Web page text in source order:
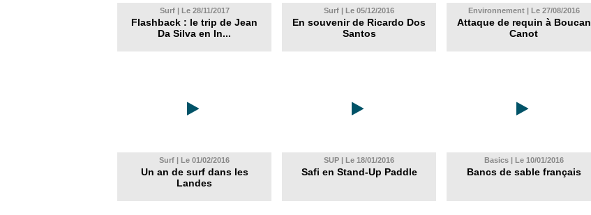
Surf | Le 28/11/2017
Flashback : le trip de Jean
Da Silva en In...
Surf | Le 05/12/2016
En souvenir de Ricardo Dos
Santos
Environnement | Le 27/08/2016
Attaque de requin à Boucan
Canot
Surf | Le 01/02/2016
Un an de surf dans les
Landes
SUP | Le 18/01/2016
Safi en Stand-Up Paddle
Basics | Le 10/01/2016
Bancs de sable français